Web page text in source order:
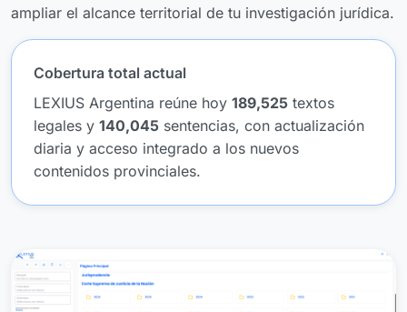
ampliar el alcance territorial de tu investigación jurídica.
Cobertura total actual
LEXIUS Argentina reúne hoy 189,525 textos
legales y 140,045 sentencias, con actualización
diaria y acceso integrado a los nuevos
contenidos provinciales.